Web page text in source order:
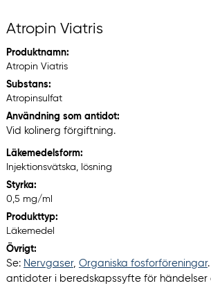
Atropin Viatris
Produktnamn:
Atropin Viatris
Substans:
Atropinsulfat
Användning som antidot:
Vid kolinerg förgiftning.
Läkemedelsform:
Injektionsvätska, lösning
Styrka:
0,5 mg/ml
Produkttyp:
Läkemedel
Övrigt:
Se: Nervgaser, Organiska fosforföreningar
antidoter i beredskapssyfte för